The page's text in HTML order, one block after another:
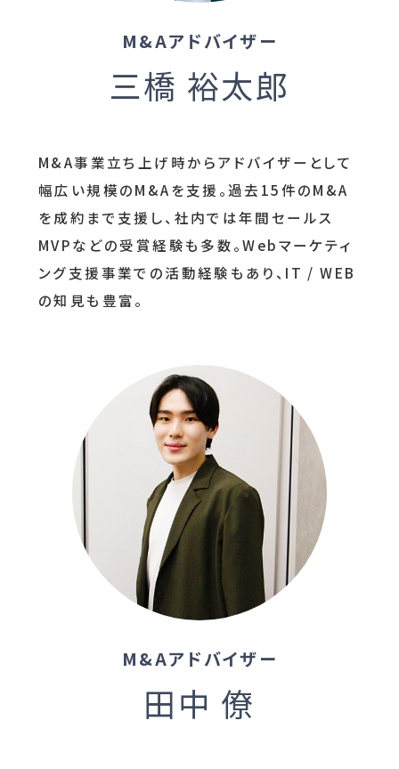
M&Aアドバイザー
三橋 裕太郎
M&A事業立ち上げ時からアドバイザーとして
幅広い規模のM&Aを支援。過去15件のM&A
を成約まで支援し、社内では年間セールス
MVPなどの受賞経験も多数。Webマーケティ
ング支援事業での活動経験もあり、IT / WEB
の知見も豊富。
M&Aアドバイザー
田中 僚